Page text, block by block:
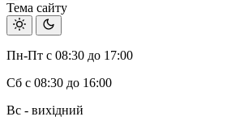
Тема сайту
Пн-Пт с 08:30 до 17:00
Сб с 08:30 до 16:00
Вс - вихідний